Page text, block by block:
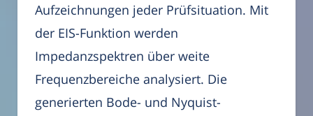
Aufzeichnungen jeder Prüfsituation. Mit
der EIS-Funktion werden
Impedanzspektren über weite
Frequenzbereiche analysiert. Die
generierten Bode- und Nyquist-